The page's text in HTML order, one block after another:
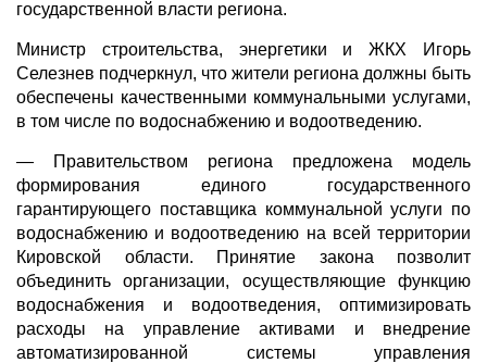
государственной власти региона.
Министр строительства, энергетики и ЖКХ Игорь
Селезнев подчеркнул, что жители региона должны быть
обеспечены качественными коммунальными услугами,
в том числе по водоснабжению и водоотведению.
— Правительством региона предложена модель
формирования единого государственного
гарантирующего поставщика коммунальной услуги по
водоснабжению и водоотведению на всей территории
Кировской области. Принятие закона позволит
объединить организации, осуществляющие функцию
водоснабжения и водоотведения, оптимизировать
расходы на управление активами и внедрение
автоматизированной системы управления